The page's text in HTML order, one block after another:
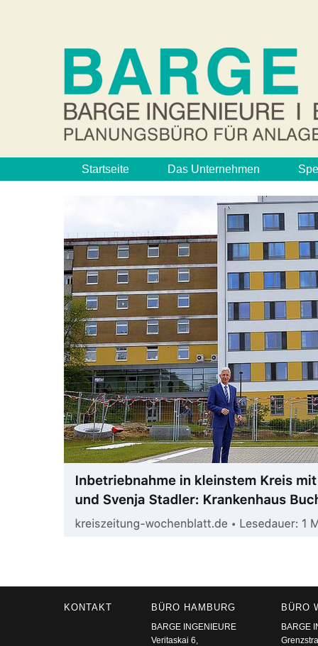
Startseite Das Unternehmen
KONTAKT BÜRO HAMBURG
BARGE INGENIEURE
Veritaskai 6,
BÜRO
BARGE